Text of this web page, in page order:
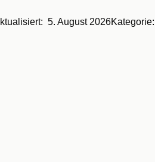
5. August 2026Kategorie: